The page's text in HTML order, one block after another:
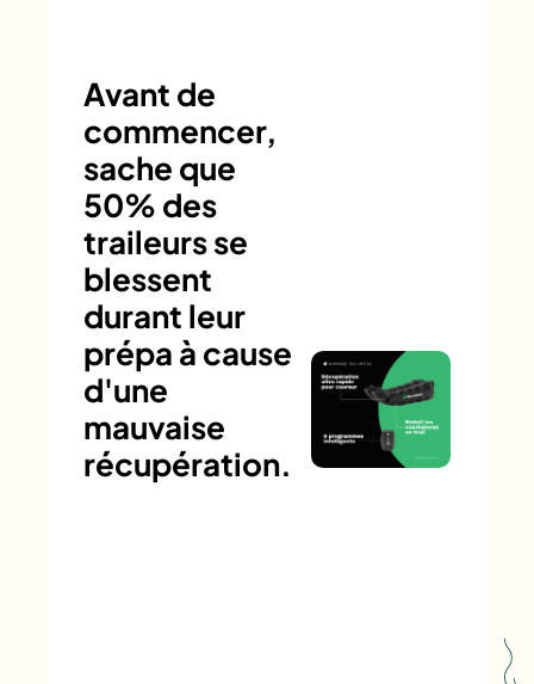
Avant de
commencer,
sache que
50% des
traileurs se
blessent
durant leur
prépa à cause
d'une
mauvaise
récupération.